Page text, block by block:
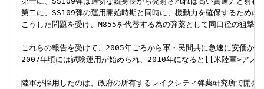
第二に、SS109弾の運用開始時期と同時に、機動力を確保するため
こうした問題を受け、M855を代替する為の弾薬として同口径の狙撃
これらの報告を受けて、2005年ごろから軍・民間共に急速に安価か
2007年頃には試験運用が始められ、2010年になると[[米陸軍>アメ
陸軍が採用したのは、政府の所有するレイクシティ弾薬研究所で